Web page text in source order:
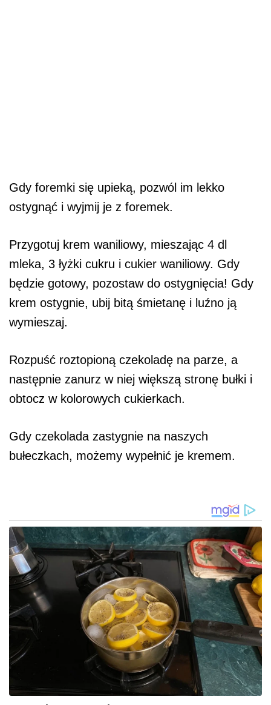
Gdy foremki się upieką, pozwól im lekko
ostygnąć i wyjmij je z foremek.
Przygotuj krem waniliowy, mieszając 4 dl
mleka, 3 łyżki cukru i cukier waniliowy. Gdy
będzie gotowy, pozostaw do ostygnięcia! Gdy
krem ostygnie, ubij bitą śmietanę i luźno ją
wymieszaj.
Rozpuść roztopioną czekoladę na parze, a
następnie zanurz w niej większą stronę bułki i
obtocz w kolorowych cukierkach.
Gdy czekolada zastygnie na naszych
bułeczkach, możemy wypełnić je kremem.